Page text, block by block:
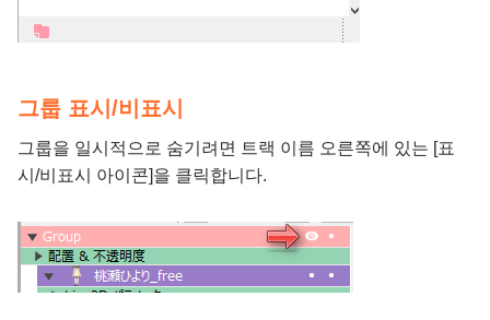
그룹 표시/비표시
그룹을 일시적으로 숨기려면 트랙 이름 오른쪽에 있는 [표
시/비표시 아이콘]을 클릭합니다.